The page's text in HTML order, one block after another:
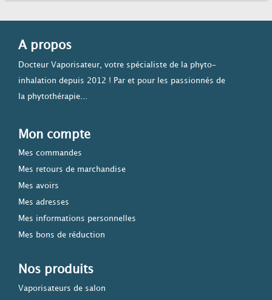
A propos
Docteur Vaporisateur, votre spécialiste de la phyto-
inhalation depuis 2012 ! Par et pour les passionnés de
la phytothérapie...
Mon compte
Mes commandes
Mes retours de marchandise
Mes avoirs
Mes adresses
Mes informations personnelles
Mes bons de réduction
Nos produits
Vaporisateurs de salon